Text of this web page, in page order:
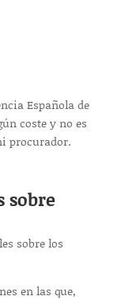
Española de
coste y no es
procurador.
sobre
sobre los
en las que,